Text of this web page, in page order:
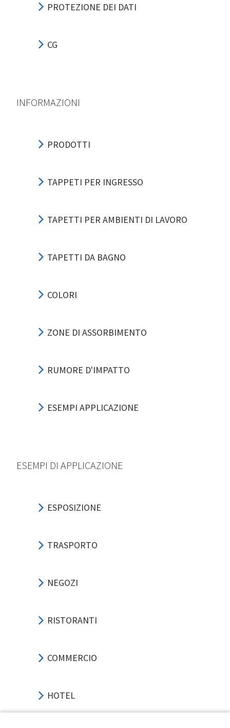
PROTEZIONE DEI DATI
CG
INFORMAZIONI
PRODOTTI
TAPPETI PER INGRESSO
TAPETTI PER AMBIENTI DI LAVORO
TAPETTI DA BAGNO
COLORI
ZONE DI ASSORBIMENTO
RUMORE D'IMPATTO
ESEMPI APPLICAZIONE
ESEMPI DI APPLICAZIONE
ESPOSIZIONE
TRASPORTO
NEGOZI
RISTORANTI
COMMERCIO
HOTEL